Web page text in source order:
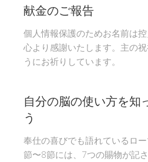
献金のご報告
個人情報保護のためお名前は
心より感謝いたします。主の
うにお祈りしています。
自分の脳の使い方を知
う
奉仕の喜びでも語れているロ
節〜8節には、7つの賜物が記さ